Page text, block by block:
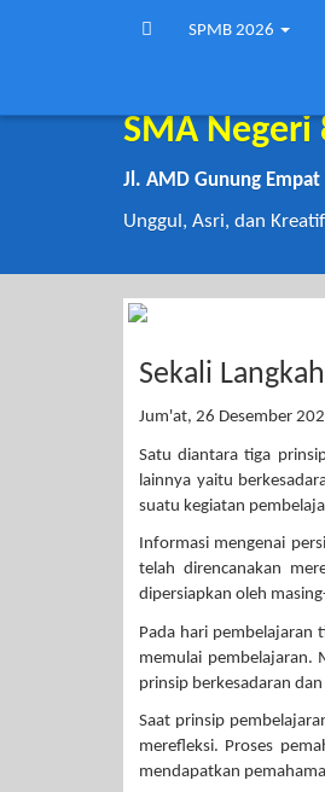
SPMB 2026
SMA Negeri
Jl. AMD Gunung Empat
Unggul, Asri, dan Kreatif
Sekali Langkah
Jum'at, 26 Desember
Satu diantara tiga
lainnya yaitu
suatu kegiatan
Informasi mengenai
telah direncanakan
dipersiapkan oleh
Pada hari pembelajaran
memulai pembelajaran.
prinsip berkesadaran
Saat prinsip
merefleksi. Proses
mendapatkan